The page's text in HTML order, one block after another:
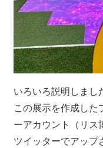
いろいろ説明しまし
この展示を作成した
ーアカウント（リス
ツイッターでアップ